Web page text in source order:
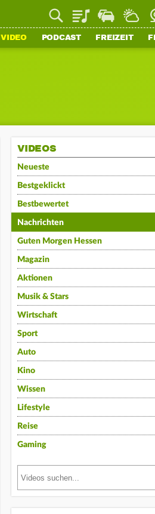
PlaylistStaupilotWetter
VIDEO PODCAST FREIZEIT
VIDEOS
Neueste
Bestgeklickt
Bestbewertet
Nachrichten
Guten Morgen Hessen
Magazin
Aktionen
Musik & Stars
Wirtschaft
Sport
Auto
Kino
Wissen
Lifestyle
Reise
Gaming